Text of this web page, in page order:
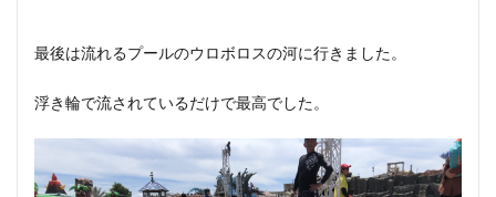
最後は流れるプールのウロボロスの河に行きました。
浮き輪で流されているだけで最高でした。